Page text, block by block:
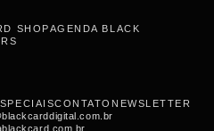
SHOPAGENDA BLACK
CONTATO NEWSLETTER